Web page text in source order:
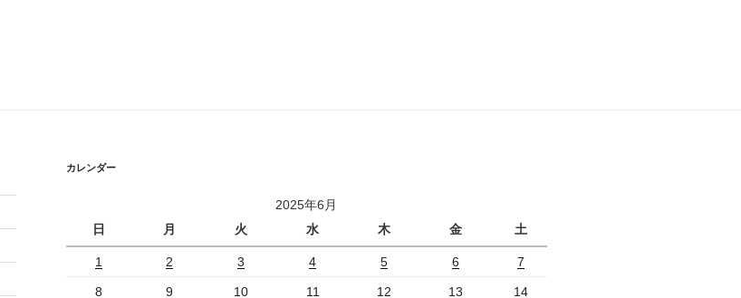
カレンダー
2025年6月
日
月 火 水 木 金 土
1 2 3 4 5 6 7
8 9 10 11 12 13 14